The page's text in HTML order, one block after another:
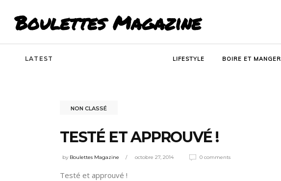
Boulettes Magazine
LATEST LIFESTYLE BOIRE ET MANGER
NON CLASSÉ
TESTÉ ET APPROUVÉ !
by Boulettes Magazine octobre 27, 2014 0 comments
Testé et approuvé !